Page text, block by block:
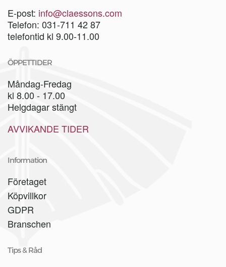
E-post: info@claessons.com
Telefon: 031-711 42 87
telefontid kl 9.00-11.00
ÖPPETTIDER
Måndag-Fredag
kl 8.00 - 17.00
Helgdagar stängt
AVVIKANDE TIDER
Information
Företaget
Köpvillkor
GDPR
Branschen
Tips & Råd